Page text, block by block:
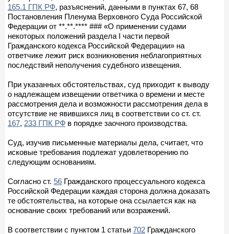
165.1 ГПК РФ, разъяснений, данными в пунктах 67, 68
Постановления Пленума Верховного Суда Российской
Федерации от **.**.**** ### «О применении судами
некоторых положений раздела I части первой
Гражданского кодекса Российской Федерации» на
ответчике лежит риск возникновения неблагоприятных
последствий неполучения судебного извещения.
При указанных обстоятельствах, суд приходит к выводу
о надлежащем извещении ответчика о времени и месте
рассмотрения дела и возможности рассмотрения дела в
отсутствие не явившихся лиц в соответствии со ст. ст.
167, 233 ГПК РФ в порядке заочного производства.
Суд, изучив письменные материалы дела, считает, что
исковые требования подлежат удовлетворению по
следующим основаниям.
Согласно ст. 56 Гражданского процессуального кодекса
Российской Федерации каждая сторона должна доказать
те обстоятельства, на которые она ссылается как на
основание своих требований или возражений.
В соответствии с пунктом 1 статьи 702 Гражданского